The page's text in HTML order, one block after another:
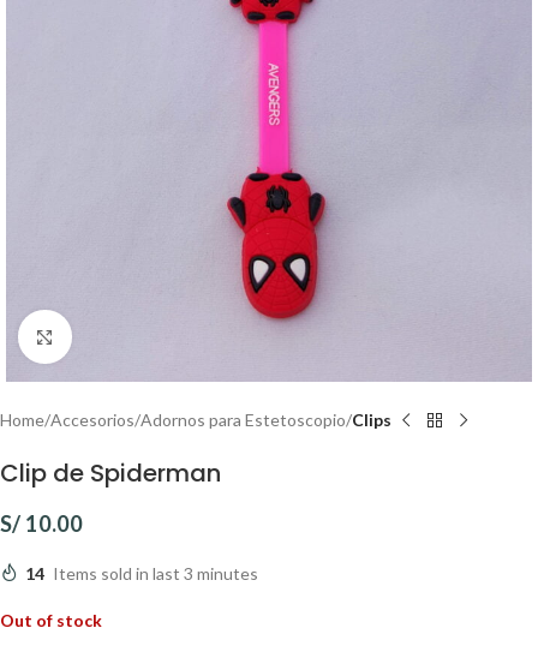
Click to enlarge
Home Accesorios Adornos para Estetoscopio Clips
Clip de Spiderman
S/ 10.00
14 Items sold in last 3 minutes
Out of stock